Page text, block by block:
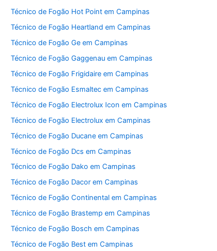
Técnico de Fogão Hot Point em Campinas
Técnico de Fogão Heartland em Campinas
Técnico de Fogão Ge em Campinas
Técnico de Fogão Gaggenau em Campinas
Técnico de Fogão Frigidaire em Campinas
Técnico de Fogão Esmaltec em Campinas
Técnico de Fogão Electrolux Icon em Campinas
Técnico de Fogão Electrolux em Campinas
Técnico de Fogão Ducane em Campinas
Técnico de Fogão Dcs em Campinas
Técnico de Fogão Dako em Campinas
Técnico de Fogão Dacor em Campinas
Técnico de Fogão Continental em Campinas
Técnico de Fogão Brastemp em Campinas
Técnico de Fogão Bosch em Campinas
Técnico de Fogão Best em Campinas